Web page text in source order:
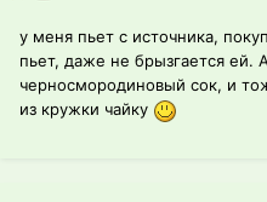
у меня пьет с источника,
пьет, даже не брызгается ей.
черносмородиновый сок, и
из кружки чайку